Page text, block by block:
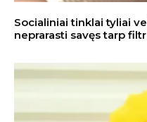
Socialiniai tinklai tyliai
neprarasti savęs tarp